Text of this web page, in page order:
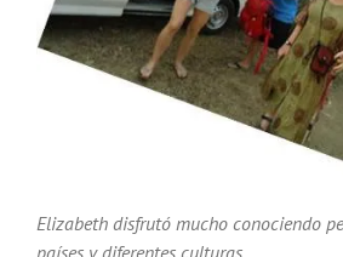
Elizabeth disfrutó mucho conociendo
países y diferentes culturas